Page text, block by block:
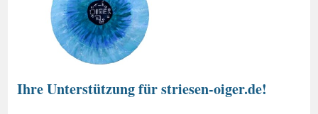
Ihre Unterstützung für striesen-oiger.de!